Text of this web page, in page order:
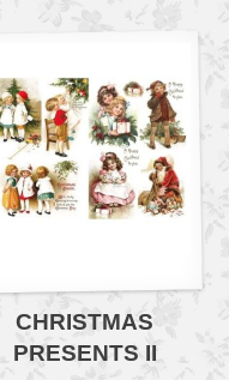
CHRISTMAS
PRESENTS II